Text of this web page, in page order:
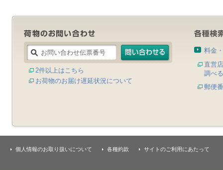
2件以上はこちら
お荷物のお届け遅延状況について
料金
直営
調べる
郵便
個人情報のお取り扱いについて 各種約款 サイトのご利用にあたって